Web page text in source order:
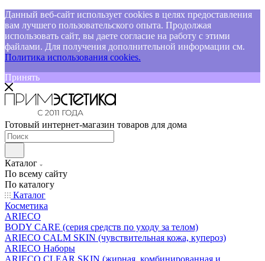
Данный веб-сайт использует cookies в целях предоставления
вам лучшего пользовательского опыта. Продолжая
использовать сайт, вы даете согласие на работу с этими
файлами. Для получения дополнительной информации см.
Политика использования cookies.
Принять
Готовый интернет-магазин товаров для дома
Каталог
По всему сайту
По каталогу
Каталог
Косметика
ARIECO
BODY CARE (серия средств по уходу за телом)
ARIECO CALM SKIN (чувствительная кожа, купероз)
ARIECO Наборы
ARIECO CLEAR SKIN (жирная, комбинированная и